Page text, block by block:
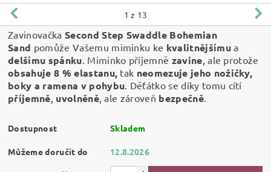
1 z 13
Zavinovačka Second Step Swaddle Bohemian
Sand pomůže Vašemu miminku ke kvalitnějšímua
delšímu spánku . Miminko příjemně zavine , ale protože
obsahuje 8 % elastanu, tak neomezuje jeho nožičky,
boky a ramena v pohybu . Děťátko se díky tomu cítí
příjemně uvolněně, ale zároveň bezpečně.
Dostupnost Skladem
Můžeme doručit do 12.8.2026